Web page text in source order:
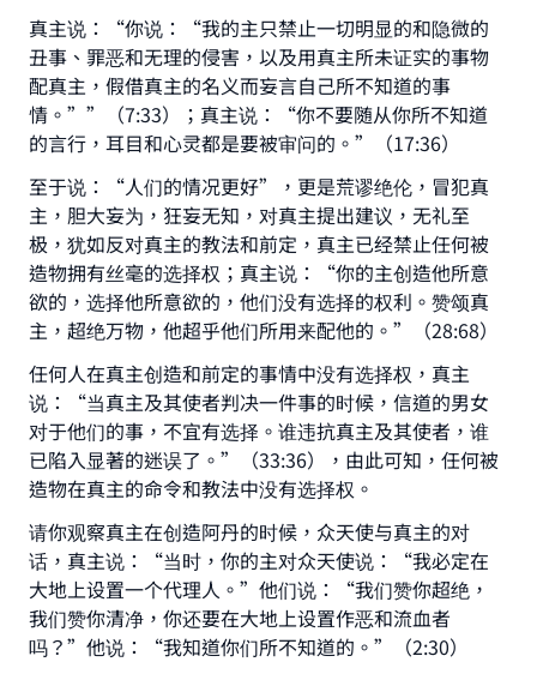
真主说：“你说：“我的主只禁止一切明显的和隐微的
丑事、罪恶和无理的侵害，以及用真主所未证实的事物
配真主，假借真主的名义而妄言自己所不知道的事
情。””（7:33）；真主说：“你不要随从你所不知道
的言行，耳目和心灵都是要被审问的。”（17:36）
至于说：“人们的情况更好”，更是荒谬绝伦，冒犯真
主，胆大妄为，狂妄无知，对真主提出建议，无礼至
极，犹如反对真主的教法和前定，真主已经禁止任何被
造物拥有丝毫的选择权；真主说：“你的主创造他所意
欲的，选择他所意欲的，他们没有选择的权利。赞颂真
主，超绝万物，他超乎他们所用来配他的。”（28:68）
任何人在真主创造和前定的事情中没有选择权，真主
说：“当真主及其使者判决一件事的时候，信道的男女
对于他们的事，不宜有选择。谁违抗真主及其使者，谁
已陷入显著的迷误了。”（33:36），由此可知，任何被
造物在真主的命令和教法中没有选择权。
请你观察真主在创造阿丹的时候，众天使与真主的对
话，真主说：“当时，你的主对众天使说：“我必定在
大地上设置一个代理人。”他们说：“我们赞你超绝，
我们赞你清净，你还要在大地上设置作恶和流血者
吗？”他说：“我知道你们所不知道的。”（2:30）
Make an impact on millions of lives
with your contribution today
Your support is crucial for our mission.
The Prophet (ﷺ) said:
"A person who leads others to doing what is
good will earn the same reward as those who
do it."
(MUSLIM, 1893)